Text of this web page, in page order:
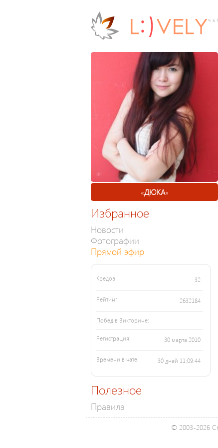
«ДЮКА»
Избранное
Новости
Фотографии
Прямой эфир
Кредов: 32
Рейтинг: 2632184
Побед в Викторине:
Регистрация: 30 марта 2010
Времени в чате: 30 дней 11:09:44
Полезное
Правила
© 2003-2026